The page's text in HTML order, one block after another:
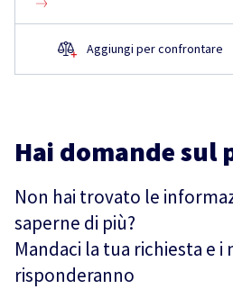
Aggiungi per confrontare
Hai domande sul
Non hai trovato le
saperne di più?
Mandaci la tua richiesta e i
risponderanno